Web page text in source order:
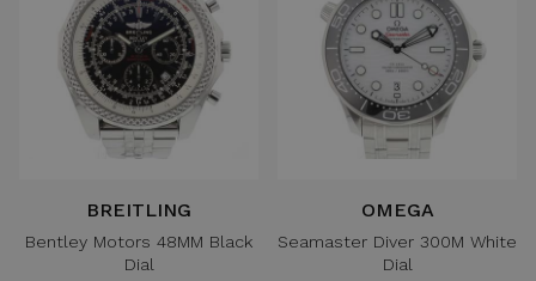
BREITLING
Bentley Motors 48MM Black
Dial
OMEGA
Seamaster Diver 300M White
Dial